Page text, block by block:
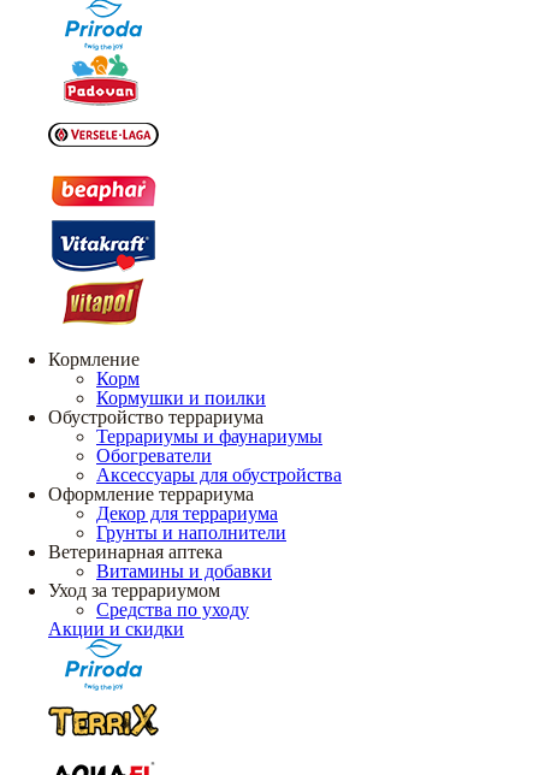
Кормление
Корм
Кормушки и поилки
Обустройство террариума
Террариумы и фаунариумы
Обогреватели
Аксессуары для обустройства
Оформление террариума
Декор для террариума
Грунты и наполнители
Ветеринарная аптека
Витамины и добавки
Уход за террариумом
Средства по уходу
Акции и скидки